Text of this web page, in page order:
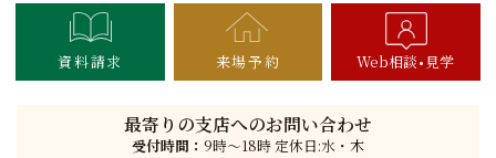
資料請求 来場予約 Web相談 見学
最寄りの支店へのお問い合わせ
受付時間： 9時〜18時 定休日:水・木